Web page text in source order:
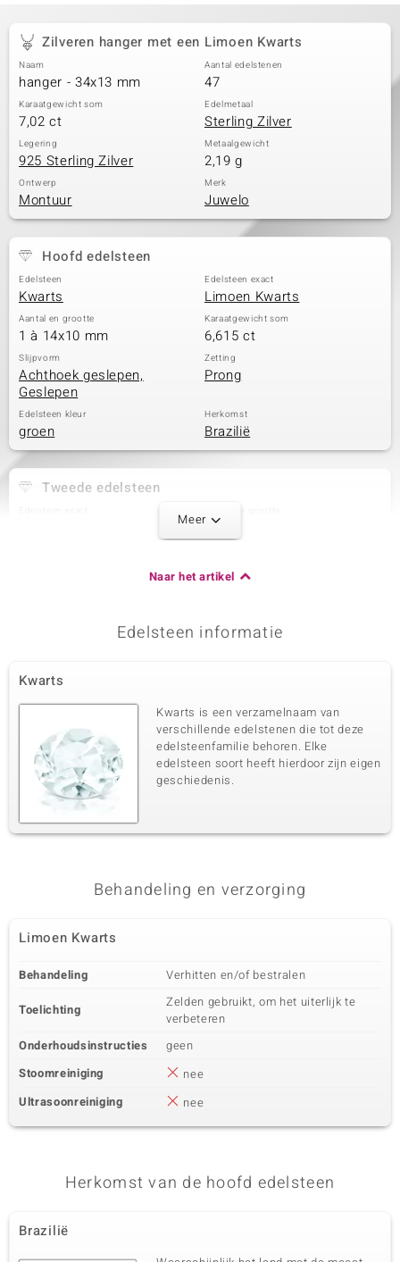
Zilveren hanger met een Limoen Kwarts
Naam
hanger - 34x13 mm
Aantal edelstenen
47
Karaatgewicht som
7,02 ct
Edelmetaal
Sterling Zilver
Legering
925 Sterling Zilver
Metaalgewicht
2,19 g
Ontwerp
Montuur
Merk
Juwelo
Hoofd edelsteen
Edelsteen
Kwarts
Edelsteen exact
Limoen Kwarts
Aantal en grootte
1 à 14x10 mm
Karaatgewicht som
6,615 ct
Slijpvorm
Achthoek geslepen,
Geslepen
Zetting
Prong
Edelsteen kleur
groen
Herkomst
Brazilië
Tweede edelsteen
2 à 1,5 mm
Rond geslepen
Edelsteen exact
Zirkoon
0,36 ct
Slijpvorm
Rond geslepen
Zetting
Prong
Herkomst
Cambodja
Meer
Naar het artikel
Edelsteen informatie
Kwarts
Kwarts is een verzamelnaam van
verschillende edelstenen die tot deze
edelsteenfamilie behoren. Elke
edelsteen soort heeft hierdoor zijn eigen
geschiedenis.
Behandeling en verzorging
Limoen Kwarts
Behandeling Verhitten en/of bestralen
Toelichting
Zelden gebruikt, om het uiterlijk te
verbeteren
Onderhoudsinstructies
geen
Stoomreiniging
nee
Ultrasoonreiniging
nee
Herkomst van de hoofd edelsteen
Brazilië